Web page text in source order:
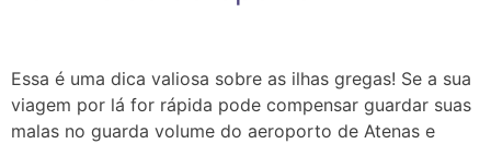
Essa é uma dica valiosa sobre as ilhas gregas! Se a sua
viagem por lá for rápida pode compensar guardar suas
malas no guarda volume do aeroporto de Atenas e